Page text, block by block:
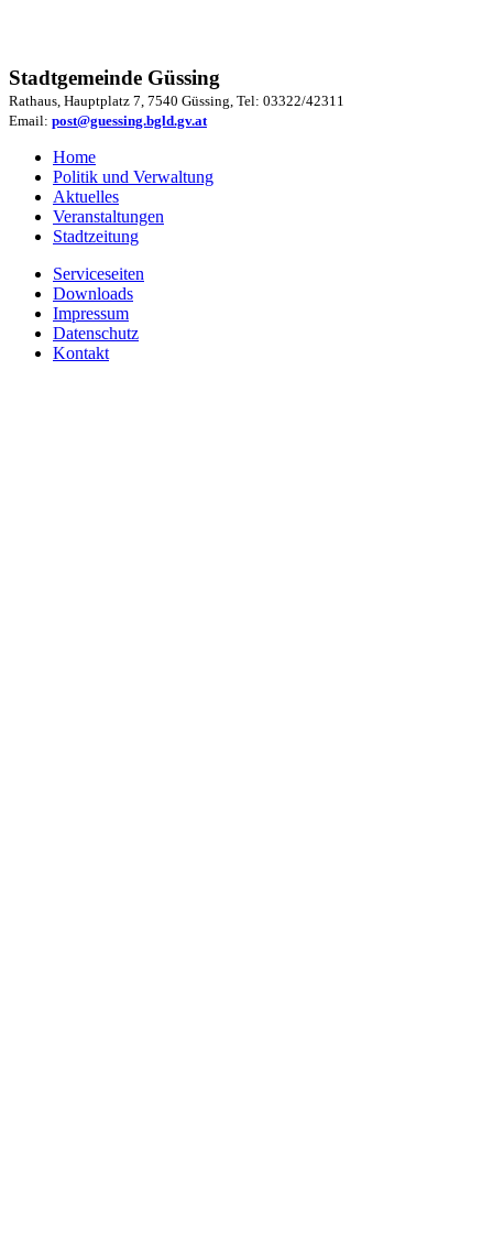
Stadtgemeinde Güssing
Rathaus, Hauptplatz 7, 7540 Güssing, Tel: 03322/42311
Email: post@guessing.bgld.gv.at
Home
Politik und Verwaltung
Aktuelles
Veranstaltungen
Stadtzeitung
Serviceseiten
Downloads
Impressum
Datenschutz
Kontakt